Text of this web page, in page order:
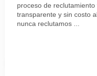
proceso de
transparente y sin costo
nunca reclutamos ...